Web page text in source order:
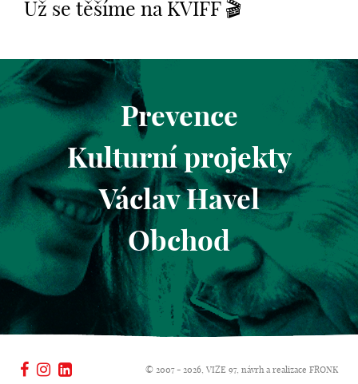
Už se těšíme na KVIFF 🎬
Prevence
Kulturní projekty
Václav Havel
Obchod
© 2007 - 2026, VIZE 97, návrh a realizace FRONK